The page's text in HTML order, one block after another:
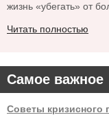
Самое важное
Советы кризисного
жизнь «убегать» от
Читать полностью